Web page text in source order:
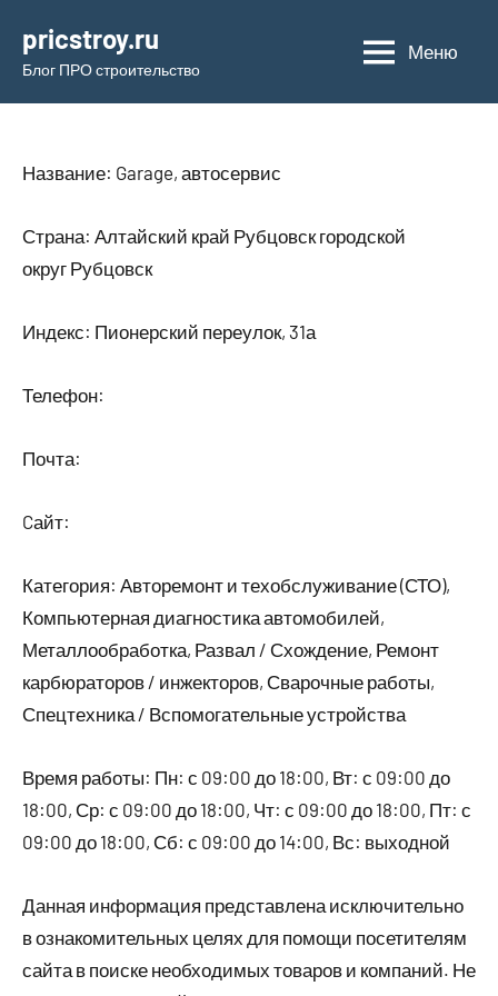
содержимому
pricstroy.ru
Блог ПРО строительство
Меню
Название: Garage, автосервис
Страна: Алтайский край Рубцовск городской
округ Рубцовск
Индекс: Пионерский переулок, 31а
Телефон:
Почта:
Cайт:
Категория: Авторемонт и техобслуживание (СТО),
Компьютерная диагностика автомобилей,
Металлообработка, Развал / Схождение, Ремонт
карбюраторов / инжекторов, Сварочные работы,
Спецтехника / Вспомогательные устройства
Время работы: Пн: с 09:00 до 18:00, Вт: с 09:00 до
18:00, Ср: с 09:00 до 18:00, Чт: с 09:00 до 18:00, Пт: с
09:00 до 18:00, Сб: с 09:00 до 14:00, Вс: выходной
Данная информация представлена исключительно
в ознакомительных целях для помощи посетителям
сайта в поиске необходимых товаров и компаний. Не